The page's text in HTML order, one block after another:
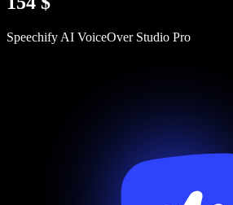
Speechify AI VoiceOver Studio Pro